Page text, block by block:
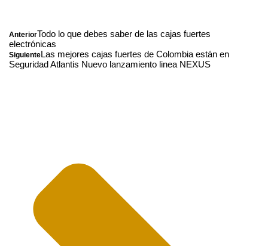
AnteriorTodo lo que debes saber de las cajas fuertes
electrónicas
SiguienteLas mejores cajas fuertes de Colombia están en
Seguridad Atlantis Nuevo lanzamiento linea NEXUS